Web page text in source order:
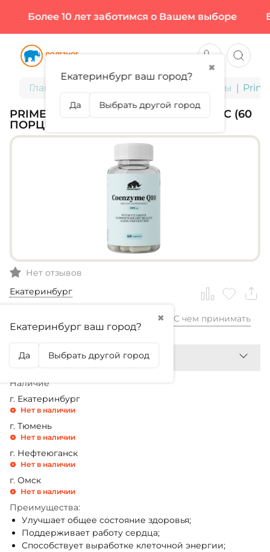
Более 10 лет заботимся о Вашем выборе
Главная БАДы для здоровья и красоты
PRIMEKRAFT, COENZYME Q10, 60 КАПС (60
ПОРЦИЙ)
Нет отзывов
Екатеринбург
✖
Екатеринбург ваш город?
Да Выбрать другой город
1 040,99₽ С чем принимать
Наличие
г. Екатеринбург
Нет в наличии
г. Тюмень
Нет в наличии
г. Нефтеюганск
Нет в наличии
г. Омск
Нет в наличии
Преимущества:
Улучшает общее состояние здоровья;
Поддерживает работу сердца;
Способствует выработке клеточной энергии;
✖
Екатеринбург ваш город?
Да Выбрать другой город